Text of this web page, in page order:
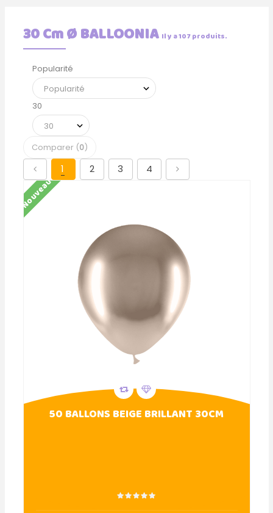
30 Cm Ø BALLOONIA Il y a 107 produits.
Popularité
30
Comparer (0)
1 2 3 4
Nouveau
50 BALLONS BEIGE BRILLANT 30CM